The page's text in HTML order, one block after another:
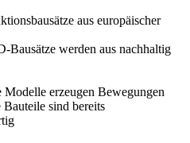
aus europäischer
Bausätze werden aus nachhaltig
erzeugen Bewegungen
sind bereits